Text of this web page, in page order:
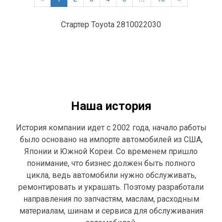
Стартер Toyota 2810022030
Наша история
История компании идет с 2002 года, начало работы
было основано на импорте автомобилей из США,
Японии и Южной Кореи. Со временем пришло
понимание, что бизнес должен быть полного
цикла, ведь автомобили нужно обслуживать,
ремонтировать и украшать. Поэтому разработали
направления по запчастям, маслам, расходным
материалам, шинам и сервиса для обслуживания